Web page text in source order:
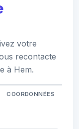
votre
recontacte
à Hem.
COORDONNÉES